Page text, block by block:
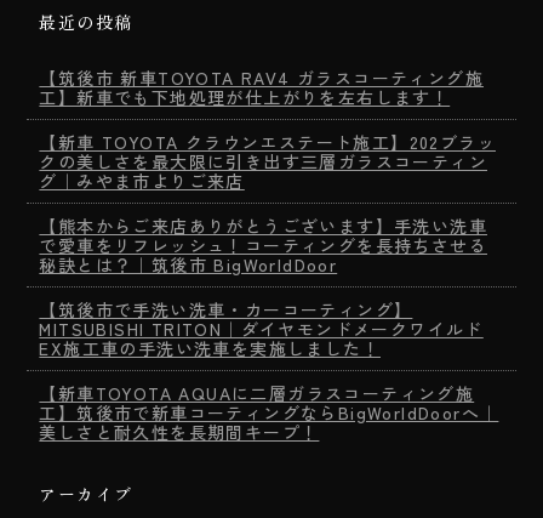
最近の投稿
【筑後市 新車TOYOTA RAV4 ガラスコーティング施
工】新車でも下地処理が仕上がりを左右します！
【新車 TOYOTA クラウンエステート施工】202ブラッ
クの美しさを最大限に引き出す三層ガラスコーティン
グ｜みやま市よりご来店
【熊本からご来店ありがとうございます】手洗い洗車
で愛車をリフレッシュ！コーティングを長持ちさせる
秘訣とは？｜筑後市 BigWorldDoor
【筑後市で手洗い洗車・カーコーティング】
MITSUBISHI TRITON｜ダイヤモンドメークワイルド
EX施工車の手洗い洗車を実施しました！
【新車TOYOTA AQUAに二層ガラスコーティング施
工】筑後市で新車コーティングならBigWorldDoorへ｜
美しさと耐久性を長期間キープ！
アーカイブ